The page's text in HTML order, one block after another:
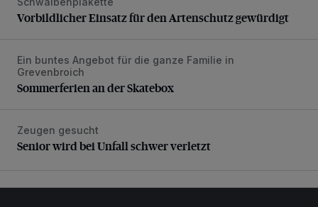
Vorbildlicher Einsatz für den Artenschutz gewürdigt
Sommerferien an der Skatebox
Ein buntes Angebot für die ganze Familie in
Grevenbroich
Sommerferien an der Skatebox
Senior wird bei Unfall schwer verletzt
Zeugen gesucht
Senior wird bei Unfall schwer verletzt